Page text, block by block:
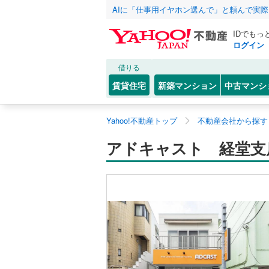
AIに「仕事用イヤホン選んで」と頼んで実
IDでもっ
ログイン
借りる
賃貸住宅 新築マンション 中古マンシ
Yahoo!不動産トップ 不動産会社から探
アドキャスト 経堂支